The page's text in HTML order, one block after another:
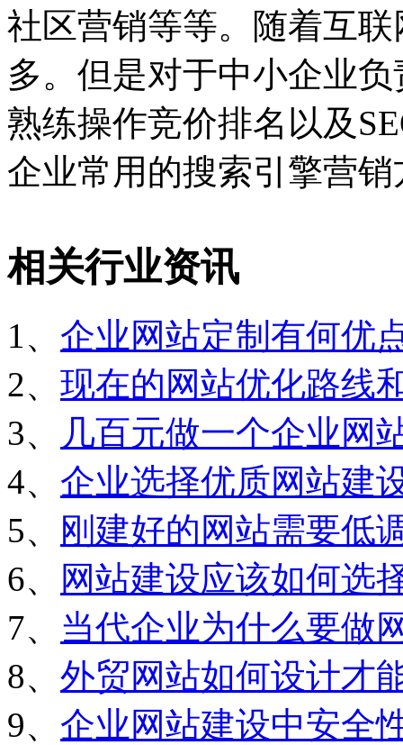
社区营销等等。随着互
多。但是对于中小企业
熟练操作竞价排名以及
企业常用的搜索引擎营销
相关行业资讯
1、 企业网站定制有何优
2、 现在的网站优化路线
3、
几百元做一个企业网
4、 企业选择优质网站建
5、
刚建好的网站需要低
6、
网站建设应该如何选
7、 当代企业为什么要做
8、 外贸网站如何设计才
9、 企业网站建设中安全